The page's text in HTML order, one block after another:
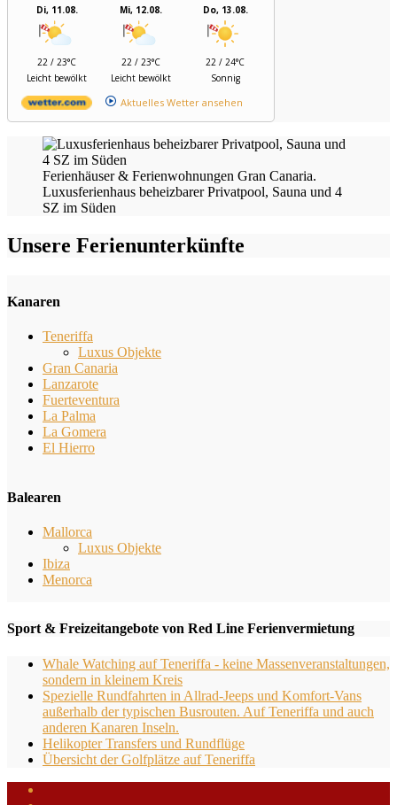
Di, 11.08.
22 / 23°C
Leicht bewölkt
Mi, 12.08.
22 / 23°C
Leicht bewölkt
Do, 13.08.
22 / 24°C
Sonnig
Aktuelles Wetter ansehen
Ferienhäuser & Ferienwohnungen Gran Canaria.
Luxusferienhaus beheizbarer Privatpool, Sauna und 4
SZ im Süden
Unsere Ferienunterkünfte
Kanaren
Teneriffa
Luxus Objekte
Gran Canaria
Lanzarote
Fuerteventura
La Palma
La Gomera
El Hierro
Balearen
Mallorca
Luxus Objekte
Ibiza
Menorca
Sport & Freizeitangebote von Red Line Ferienvermietung
Whale Watching auf Teneriffa - keine Massenveranstaltungen,
sondern in kleinem Kreis
Spezielle Rundfahrten in Allrad-Jeeps und Komfort-Vans
außerhalb der typischen Busrouten. Auf Teneriffa und auch
anderen Kanaren Inseln.
Helikopter Transfers und Rundflüge
Übersicht der Golfplätze auf Teneriffa